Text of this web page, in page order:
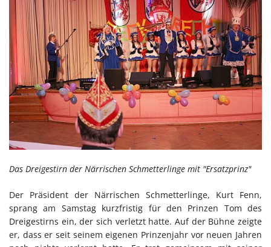
Das Dreigestirn der Närrischen Schmetterlinge mit "Ersatzprinz"
Der Präsident der Närrischen Schmetterlinge, Kurt Fenn,
sprang am Samstag kurzfristig für den Prinzen Tom des
Dreigestirns ein, der sich verletzt hatte. Auf der Bühne zeigte
er, dass er seit seinem eigenen Prinzenjahr vor neuen Jahren